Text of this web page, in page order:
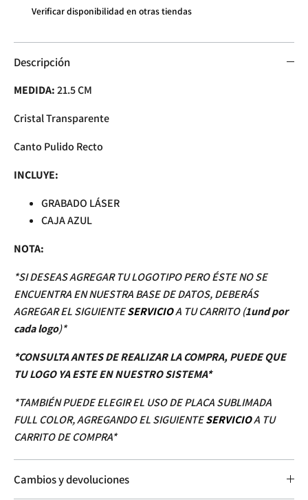
Verificar disponibilidad en otras tiendas
Descripción
MEDIDA:21.5CM
Cristal Transparente
Canto Pulido Recto
INCLUYE:
GRABADO LÁSER
CAJA AZUL
NOTA:
*SI DESEASAGREGAR TU LOGOTIPO PERO ÉSTE NO SE
ENCUENTRA EN NUESTRA BASE DE DATOS, DEBERÁS
AGREGAR EL SIGUIENTESERVICIOA TU CARRITO (1und por
cada logo)*
*CONSULTA ANTES DE REALIZAR LA COMPRA, PUEDE QUE
TU LOGO YA ESTE EN NUESTRO SISTEMA*
*TAMBIÉN PUEDE ELEGIR EL USO DE PLACA SUBLIMADA
FULL COLOR, AGREGANDO EL SIGUIENTESERVICIOA TU
CARRITO DE COMPRA*
Cambios y devoluciones